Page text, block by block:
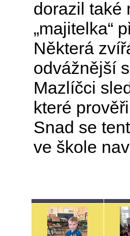
dorazil také
„majitelka“
Některá
odvážnější
Mazlíčci
které
Snad se
ve škole